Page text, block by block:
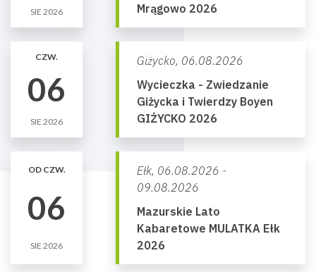
SIE 2026
Mrągowo 2026
CZW.
06
SIE 2026
Giżycko, 06.08.2026
Wycieczka - Zwiedzanie
Giżycka i Twierdzy Boyen
GIŻYCKO 2026
OD CZW.
06
SIE 2026
Ełk, 06.08.2026 -
09.08.2026
Mazurskie Lato
Kabaretowe MULATKA Ełk
2026